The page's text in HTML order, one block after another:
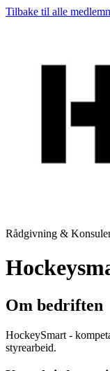
Tilbake til alle
Rådgivning &
Om bedriften
HockeySmart -
styrearbeid.